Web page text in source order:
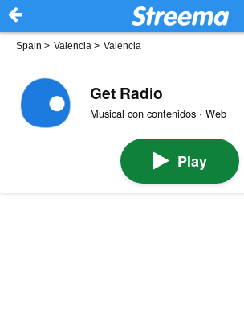
Spain > Valencia > Valencia
Get Radio
Musical con contenidos · Web
Play